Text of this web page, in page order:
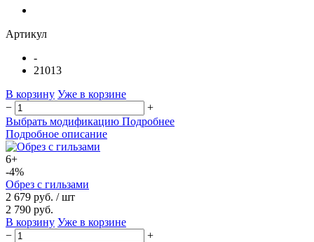
Артикул
-
21013
В корзину Уже в корзине
−
+
Выбрать модификацию Подробнее
Подробное описание
6+
-4%
Обрез с гильзами
2 679 руб. / шт
2 790 руб.
В корзину Уже в корзине
−
+